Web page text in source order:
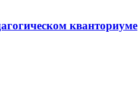
кванториуме